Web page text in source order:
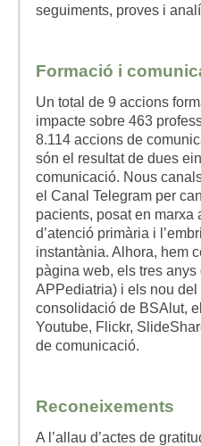
seguiments, proves i
Formació i
Un total de 9 accions
impacte sobre 463
8.114 accions de
són el resultat de dues
comunicació. Nous
el Canal Telegram per
pacients, posat en marxa
d’atenció primària i
instantània. Alhora, hem
pàgina web, els tres
APPediatria) i els nou
consolidació de BSAlut,
Youtube, Flickr,
de comunicació.
Reconeixements
A l’allau d’actes de